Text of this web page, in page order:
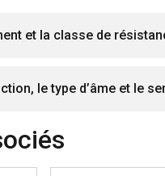
et la classe de
le type d’âme et le